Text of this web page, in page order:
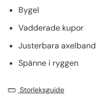
Bygel
Vadderade kupor
Justerbara axelband
Spänne i ryggen
Storleksguide